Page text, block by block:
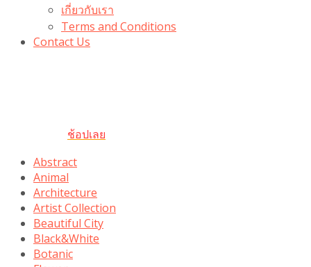
เกี่ยวกับเรา
Terms and Conditions
Contact Us
ช้อปเลย
Abstract
Animal
Architecture
Artist Collection
Beautiful City
Black&White
Botanic